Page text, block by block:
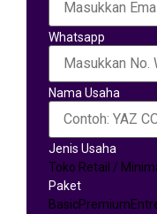
Whatsapp
Nama Usaha
Jenis Usaha
Toko Retail /
Paket
BasicPremium